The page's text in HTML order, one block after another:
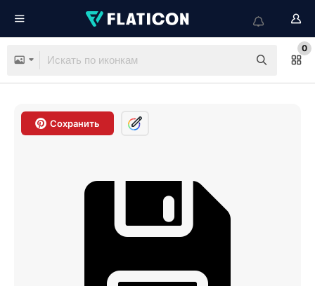
0
Сохранить